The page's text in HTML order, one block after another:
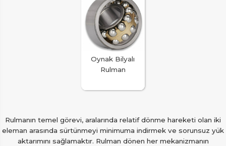
Oynak Bilyalı
Rulman
Rulmanın temel görevi, aralarında relatif dönme hareketi olan iki
eleman arasında sürtünmeyi minimuma indirmek ve sorunsuz yük
aktarımını sağlamaktır. Rulman dönen her mekanizmanın